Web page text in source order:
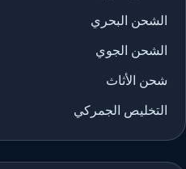
الشحن البحري
الشحن الجوي
شحن الأثاث
التخليص الجمركي